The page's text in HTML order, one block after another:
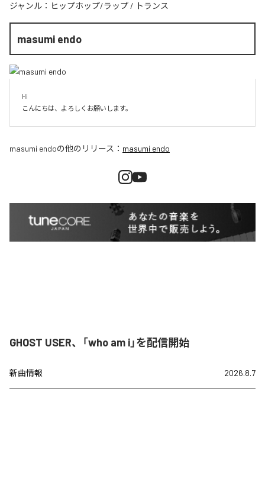
ジャンル： ヒップホップ/ラップ / トランス
masumi endo
Hi
こんにちは、よろしくお願いします。
masumi endoの他のリリース： masumi endo
GHOST USER、「who am i」を配信開始
新曲情報 2026.8.7